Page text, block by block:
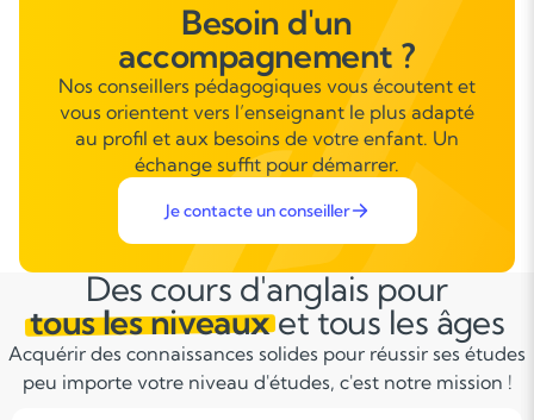
Besoin d'un
accompagnement ?
Nos conseillers pédagogiques vous écoutent et
vous orientent vers l’enseignant le plus adapté
au profil et aux besoins de votre enfant. Un
échange suffit pour démarrer.
Je contacte un conseiller
Des cours d'anglais pour
tous les niveauxet tous les âges
Acquérir des connaissances solides pour réussir ses études
peu importe votre niveau d'études, c'est notre mission !